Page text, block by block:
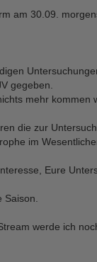
am 30.09.
gegeben.
mehr kommen
die zur
im
Eure
werde ich